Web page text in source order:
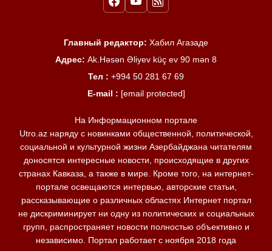
Главный редактор: Хабил Агазаде
Адрес: Ak.Həsən Əliyev küç ev 90 mən 8
Тел : +994 50 281 67 69
E-mail : [email protected]
На Информационном портале
Utro.az наряду с новинками общественной, политической,
социальной и культурной жизни Азербайджана читателям
доносятся интересные новости, происходящие в других
странах Кавказа, а также в мире. Кроме того, на интернет-
портале освещаются интервью, авторские статьи,
рассказывающие о различных областях Интернет портал
не дискриминирует ни одну из политических и социальных
групп, распространяет новости полностью объективно и
независимо. Портал работает с ноября 2018 года